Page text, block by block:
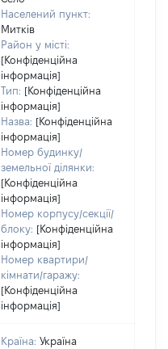
Населений пункт:
Митків
Район у місті:
[Конфіденційна
інформація]
Тип: [Конфіденційна
інформація]
Назва: [Конфіденційна
інформація]
Номер будинку/
земельної ділянки:
[Конфіденційна
інформація]
Номер корпусу/секції/
блоку: [Конфіденційна
інформація]
Номер квартири/
кімнати/гаражу:
[Конфіденційна
інформація]
Країна: Україна